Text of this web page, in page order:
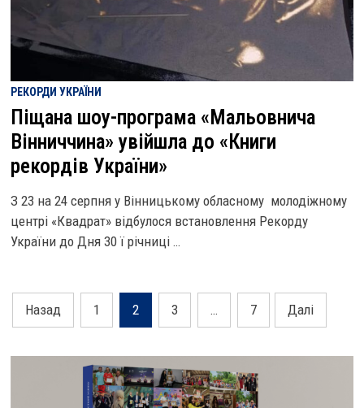
РЕКОРДИ УКРАЇНИ
Піщана шоу-програма «Мальовнича
Вінниччина» увійшла до «Книги
рекордів України»
З 23 на 24 серпня у Вінницькому обласному молодіжному
центрі «Квадрат» відбулося встановлення Рекорду
України до Дня 30 ї річниці …
Навігація
записів
Назад 1 2 3 … 7 Далі